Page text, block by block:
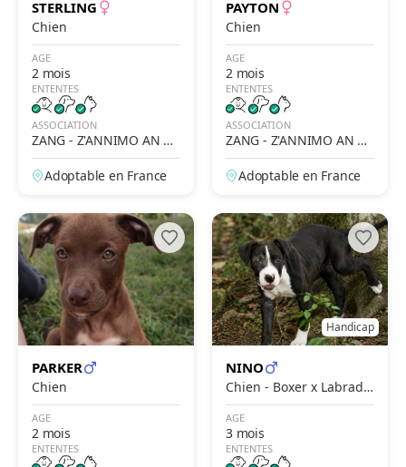
STERLING
Chien
AGE
2 mois
ENTENTES
ASSOCIATION
ZANG - Z'ANNIMO AN N
OU GWADLOUP'
Adoptable en France
PAYTON
Chien
AGE
2 mois
ENTENTES
ASSOCIATION
ZANG - Z'ANNIMO AN N
OU GWADLOUP'
Adoptable en France
PARKER
Chien
AGE
2 mois
ENTENTES
Handicap
NINO
Chien - Boxer x Labrado
r-Retriever
AGE
3 mois
ENTENTES